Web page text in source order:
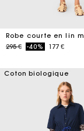
Robe courte en lin
Price reduced from
295 €to-40% 177 €
Coton biologique